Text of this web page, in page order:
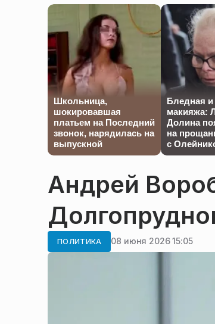
Школьница,
шокировавшая
платьем на Последний
звонок, нарядилась на
выпускной
Бледная и
макияжа:
Долина
на
с
Андрей
ПОЛИТИКА 08 июня 2026 15:05